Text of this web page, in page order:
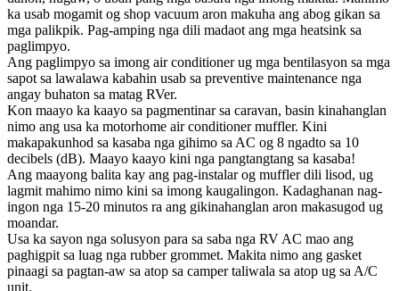
ka usab mogamit og shop vacuum aron makuha ang abog gikan sa
mga palikpik. Pag-amping nga dili madaot ang mga heatsink sa
paglimpyo.
Ang paglimpyo sa imong air conditioner ug mga bentilasyon sa mga
sapot sa lawalawa kabahin usab sa preventive maintenance nga
angay buhaton sa matag RVer.
Kon maayo ka kaayo sa pagmentinar sa caravan, basin kinahanglan
nimo ang usa ka motorhome air conditioner muffler. Kini
makapakunhod sa kasaba nga gihimo sa AC og 8 ngadto sa 10
decibels (dB). Maayo kaayo kini nga pangtangtang sa kasaba!
Ang maayong balita kay ang pag-instalar og muffler dili lisod, ug
lagmit mahimo nimo kini sa imong kaugalingon. Kadaghanan nag-
ingon nga 15-20 minutos ra ang gikinahanglan aron makasugod ug
moandar.
Usa ka sayon ​​nga solusyon para sa saba nga RV AC mao ang
paghigpit sa luag nga rubber grommet. Makita nimo ang gasket
pinaagi sa pagtan-aw sa atop sa camper taliwala sa atop ug sa A/C
unit.